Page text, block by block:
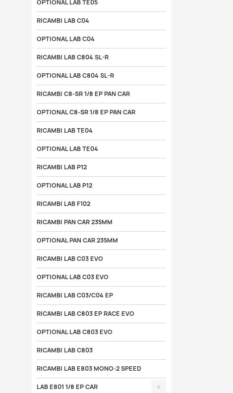
OPTIONAL LAB TE05
RICAMBI LAB C04
OPTIONAL LAB C04
RICAMBI LAB C804 SL-R
OPTIONAL LAB C804 SL-R
RICAMBI C8-SR 1/8 EP PAN CAR
OPTIONAL C8-SR 1/8 EP PAN CAR
RICAMBI LAB TE04
OPTIONAL LAB TE04
RICAMBI LAB P12
OPTIONAL LAB P12
RICAMBI LAB F102
RICAMBI PAN CAR 235MM
OPTIONAL PAN CAR 235MM
RICAMBI LAB C03 EVO
OPTIONAL LAB C03 EVO
RICAMBI LAB C03/C04 EP
RICAMBI LAB C803 EP RACE EVO
OPTIONAL LAB C803 EVO
RICAMBI LAB C803
RICAMBI LAB E803 MONO-2 SPEED
LAB E801 1/8 EP CAR